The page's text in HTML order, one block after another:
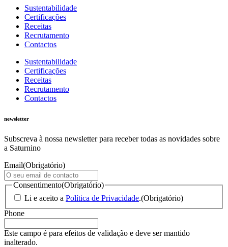
Sustentabilidade
Certificações
Receitas
Recrutamento
Contactos
Sustentabilidade
Certificações
Receitas
Recrutamento
Contactos
newsletter
Subscreva à nossa newsletter para receber todas as novidades sobre
a Saturnino
Email(Obrigatório)
Consentimento(Obrigatório)
Li e aceito a Política de Privacidade.(Obrigatório)
Phone
Este campo é para efeitos de validação e deve ser mantido
inalterado.